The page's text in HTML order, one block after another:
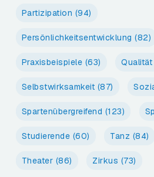
Partizipation (94)
Persönlichkeitsentwicklung (82)
Praxisbeispiele (63) Qualität
Selbstwirksamkeit (87)
Spartenübergreifend (123)
Studierende (60) Tanz (84)
Theater (86) Zirkus (73)